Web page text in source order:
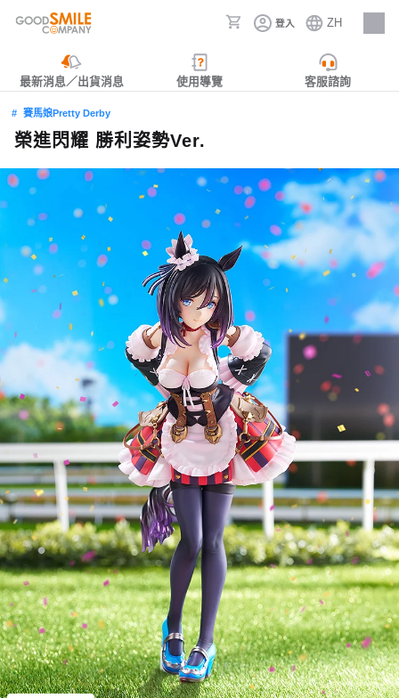
登入 ZH
人才招募
最新消息／出貨消息 使用導覽 客服諮詢
賽馬娘Pretty Derby
榮進閃耀 勝利姿勢Ver.